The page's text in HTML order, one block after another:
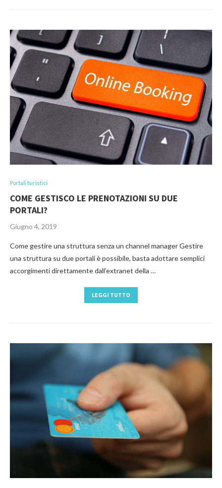
Portali turistici
COME GESTISCO LE PRENOTAZIONI SU DUE
PORTALI?
Giugno 4, 2019
Come gestire una struttura senza un channel manager Gestire
una struttura su due portali è possibile, basta adottare semplici
accorgimenti direttamente dall’extranet della …
LEGGI TUTTO